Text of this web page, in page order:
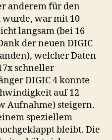
anderem für den
war mit 10
langsam (bei 16
der neuen DIGIC
welcher Daten
schneller
DIGIC 4 konnte
auf 12
Aufnahme) steigern.
speziellem
bleibt. Die